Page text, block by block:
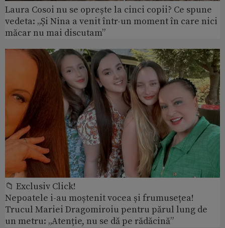
Laura Cosoi nu se oprește la cinci copii? Ce spune
vedeta: „Și Nina a venit într-un moment în care nici
măcar nu mai discutam”
📁 Exclusiv Click!
Nepoatele i-au moștenit vocea și frumusețea!
Trucul Mariei Dragomiroiu pentru părul lung de
un metru: „Atenție, nu se dă pe rădăcină”